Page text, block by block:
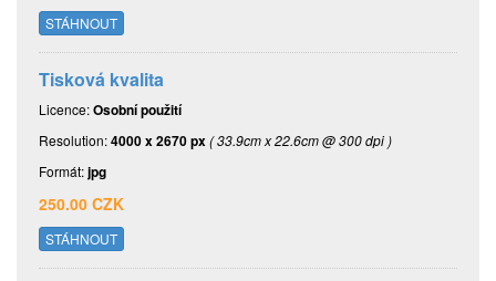
STÁHNOUT
Tisková kvalita
Licence:Osobní použití
Resolution:4000 x 2670 px( 33.9cm x 22.6cm @ 300 dpi )
Formát:jpg
250.00 CZK
STÁHNOUT